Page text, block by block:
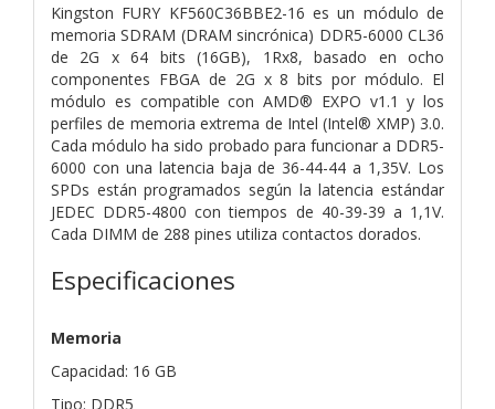
Kingston FURY KF560C36BBE2-16 es un módulo de
memoria SDRAM (DRAM sincrónica) DDR5-6000 CL36
de 2G x 64 bits (16GB), 1Rx8, basado en ocho
componentes FBGA de 2G x 8 bits por módulo. El
módulo es compatible con AMD® EXPO v1.1 y los
perfiles de memoria extrema de Intel (Intel® XMP) 3.0.
Cada módulo ha sido probado para funcionar a DDR5-
6000 con una latencia baja de 36-44-44 a 1,35V. Los
SPDs están programados según la latencia estándar
JEDEC DDR5-4800 con tiempos de 40-39-39 a 1,1V.
Cada DIMM de 288 pines utiliza contactos dorados.
Especificaciones
Memoria
Capacidad: 16 GB
Tipo: DDR5